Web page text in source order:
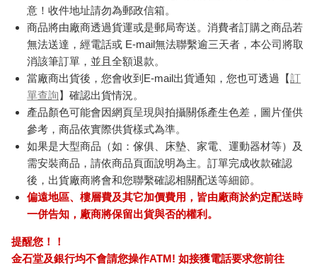
意！收件地址請勿為郵政信箱。
商品將由廠商透過貨運或是郵局寄送。消費者訂購之商品若
無法送達，經電話或 E-mail無法聯繫逾三天者，本公司將取
消該筆訂單，並且全額退款。
當廠商出貨後，您會收到E-mail出貨通知，您也可透過【訂
單查詢】確認出貨情況。
產品顏色可能會因網頁呈現與拍攝關係產生色差，圖片僅供
參考，商品依實際供貨樣式為準。
如果是大型商品（如：傢俱、床墊、家電、運動器材等）及
需安裝商品，請依商品頁面說明為主。訂單完成收款確認
後，出貨廠商將會和您聯繫確認相關配送等細節。
偏遠地區、樓層費及其它加價費用，皆由廠商於約定配送時
一併告知，廠商將保留出貨與否的權利。
提醒您！！
金石堂及銀行均不會請您操作ATM! 如接獲電話要求您前往